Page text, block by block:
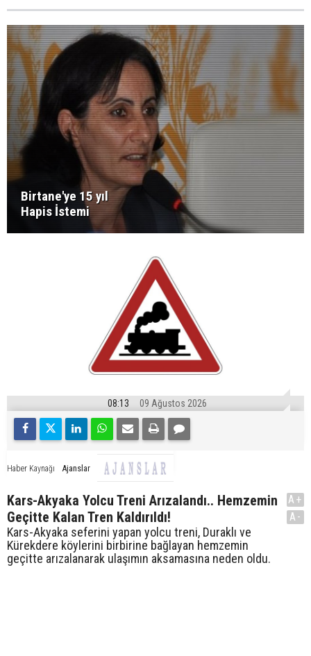
Birtane'ye 15 yıl
Hapis İstemi
08:13 09 Ağustos 2026
Haber Kaynağı Ajanslar
Kars-Akyaka Yolcu Treni Arızalandı.. Hemzemin
Geçitte Kalan Tren Kaldırıldı!
Kars-Akyaka seferini yapan yolcu treni, Duraklı ve
Kürekdere köylerini birbirine bağlayan hemzemin
geçitte arızalanarak ulaşımın aksamasına neden oldu.
A+
A-